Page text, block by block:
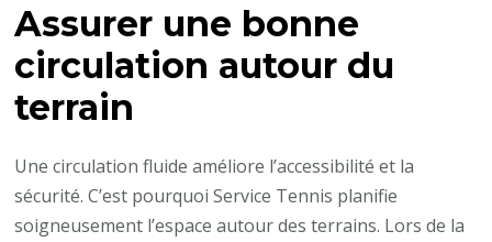
Assurer une bonne
circulation autour du
terrain
Une circulation fluide améliore l’accessibilité et la
sécurité. C’est pourquoi Service Tennis planifie
soigneusement l’espace autour des terrains. Lors de la